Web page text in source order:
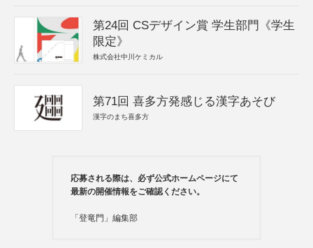
第24回 CSデザイン賞 学生部門《学生
限定》
株式会社中川ケミカル
第71回 喜多方発感じる漢字あそび
漢字のまち喜多方
応募される際は、必ず公式ホームページにて
最新の開催情報をご確認ください。
「登竜門」編集部